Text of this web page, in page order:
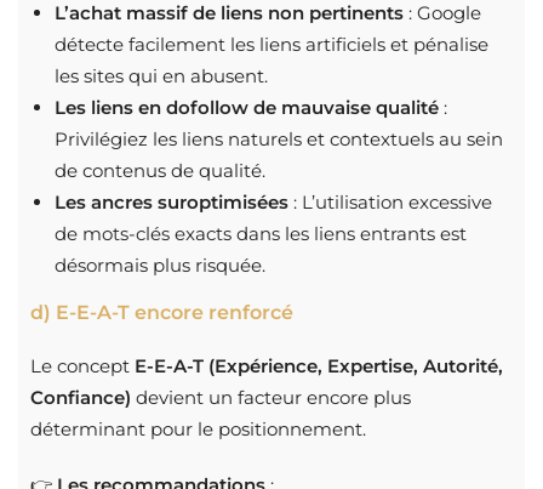
L’achat massif de liens non pertinents : Google
détecte facilement les liens artificiels et pénalise
les sites qui en abusent.
Les liens en dofollow de mauvaise qualité :
Privilégiez les liens naturels et contextuels au sein
de contenus de qualité.
Les ancres suroptimisées : L’utilisation excessive
de mots-clés exacts dans les liens entrants est
désormais plus risquée.
d) E-E-A-T encore renforcé
Le concept E-E-A-T (Expérience, Expertise, Autorité,
Confiance) devient un facteur encore plus
déterminant pour le positionnement.